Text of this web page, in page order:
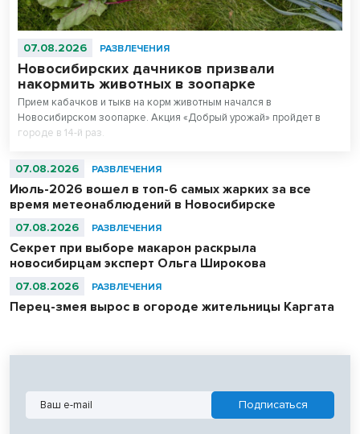
07.08.2026 РАЗВЛЕЧЕНИЯ
Новосибирских дачников призвали
накормить животных в зоопарке
Прием кабачков и тыкв на корм животным начался в
Новосибирском зоопарке. Акция «Добрый урожай» пройдет в
городе в 14-й раз.
07.08.2026 РАЗВЛЕЧЕНИЯ
Июль-2026 вошел в топ-6 самых жарких за все
время метеонаблюдений в Новосибирске
07.08.2026 РАЗВЛЕЧЕНИЯ
Секрет при выборе макарон раскрыла
новосибирцам эксперт Ольга Широкова
07.08.2026 РАЗВЛЕЧЕНИЯ
Перец-змея вырос в огороде жительницы Каргата